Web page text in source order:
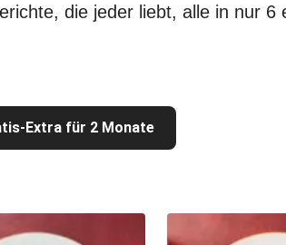
die jeder liebt, alle in nur 6
Extra für 2 Monate